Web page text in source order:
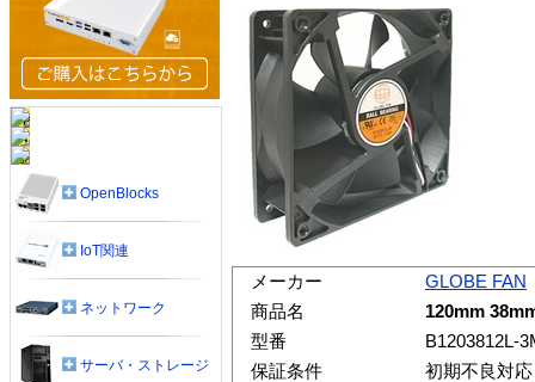
メーカー
GLOBE FAN
商品名
120mm
型番
B1203812L-
保証条件
初期不良対
OpenBlocks
IoT関連
ネットワーク
サーバ・ストレージ